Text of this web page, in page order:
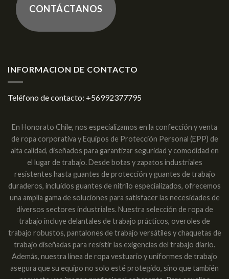
CONTÁCTANOS
INFORMACION DE CONTACTO
Teléfono de contacto: +56992377795
En Honorato Chile, nos especializamos en la confección y venta
de ropa corporativa y Equipos de Protección Personal (EPP) de
alta calidad, diseñados para garantizar seguridad y comodidad en
el lugar de trabajo. Desde botas y zapatos industriales
resistentes hasta guantes de protección y guantes de trabajo
duraderos, incluidos guantes de nitrilo especializados, ofrecemos
una amplia gama de soluciones para satisfacer las necesidades de
diversos sectores industriales. Nuestra selección de ropa de
trabajo incluye delantales de trabajo prácticos, overoles de
trabajo robustos, pantalones de trabajo versátiles y chaquetas de
trabajo diseñadas para resistir las exigencias del trabajo diario.
Además, nuestra línea de ropa vestuario y uniformes de trabajo
asegura que su equipo no solo esté protegido, sino que también